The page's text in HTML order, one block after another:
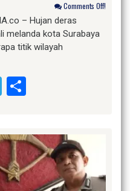
Comments Off!
– Hujan deras
melanda kota Surabaya
titik wilayah
Telegram